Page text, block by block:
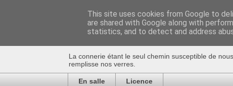
Au bistro !
La connerie étant le seul chemin susceptible de
remplisse nos verres.
En salle Licence
This site uses cookies from Google to
are shared with Google along with
statistics, and to detect and address